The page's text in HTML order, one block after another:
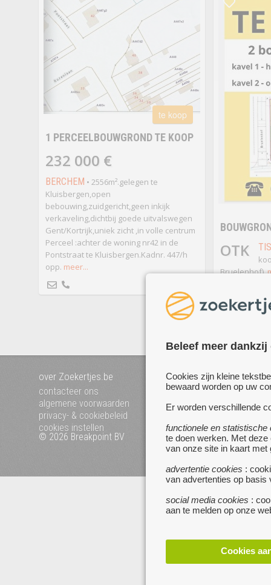
Beleef meer
Cookies zijn kleine
bewaard worden op uw
Er worden verschillende
functionele en statistische
te doen werken. Met
van onze site in kaart met
advertentie cookies :
van advertenties op basis
social media cookies :
aan te melden op onze
Cookies
te koop
1 PERCEELBOUWGROND TE KOOP
232 000 €
BERCHEM • 2556m².gelegen te
Kluisbergen,open
bebouwing,zuidgericht,geen inkijk
verkaveling,dichtbij goede uitvalswegen
Gent/Kortrijk,uniek zicht ,in volle centrum
Perceel :achter de woning nr42 in de
Pontstraat te Kluisbergen.Kadnr. 447/h
opp. meer...
OTK
Bruelenhof).
over Zoekertjes.be
contacteer ons
algemene voorwaarden
privacy- & cookiebeleid
cookies instellen
voeg uw zoekertje toe
mijn zoekertjes
© 2026 Breakpoint BV
Bezoek ook eens onze
websites :
www.startpagina.be
www.koken.be